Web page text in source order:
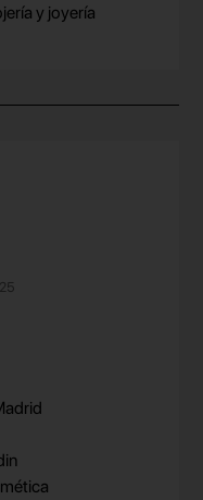
y joyería